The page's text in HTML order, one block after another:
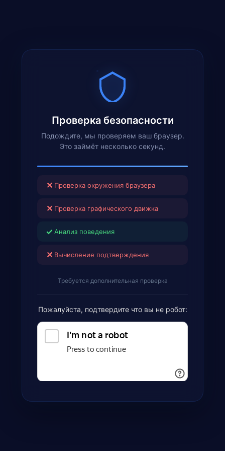
Проверка безопасности
Подождите, мы проверяем ваш браузер.
Это займёт несколько секунд.
✕ Проверка окружения браузера
✕ Проверка графического движка
✓ Анализ поведения
✕ Вычисление подтверждения
Требуется дополнительная проверка
Пожалуйста, подтвердите что вы не робот: